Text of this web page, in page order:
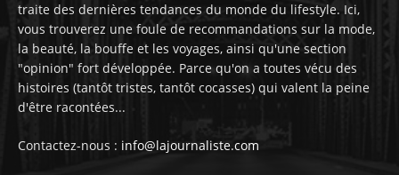
traite des dernières tendances du monde du lifestyle. Ici,
vous trouverez une foule de recommandations sur la mode,
la beauté, la bouffe et les voyages, ainsi qu'une section
"opinion" fort développée. Parce qu'on a toutes vécu des
histoires (tantôt tristes, tantôt cocasses) qui valent la peine
d'être racontées...
Contactez-nous : info@lajournaliste.com